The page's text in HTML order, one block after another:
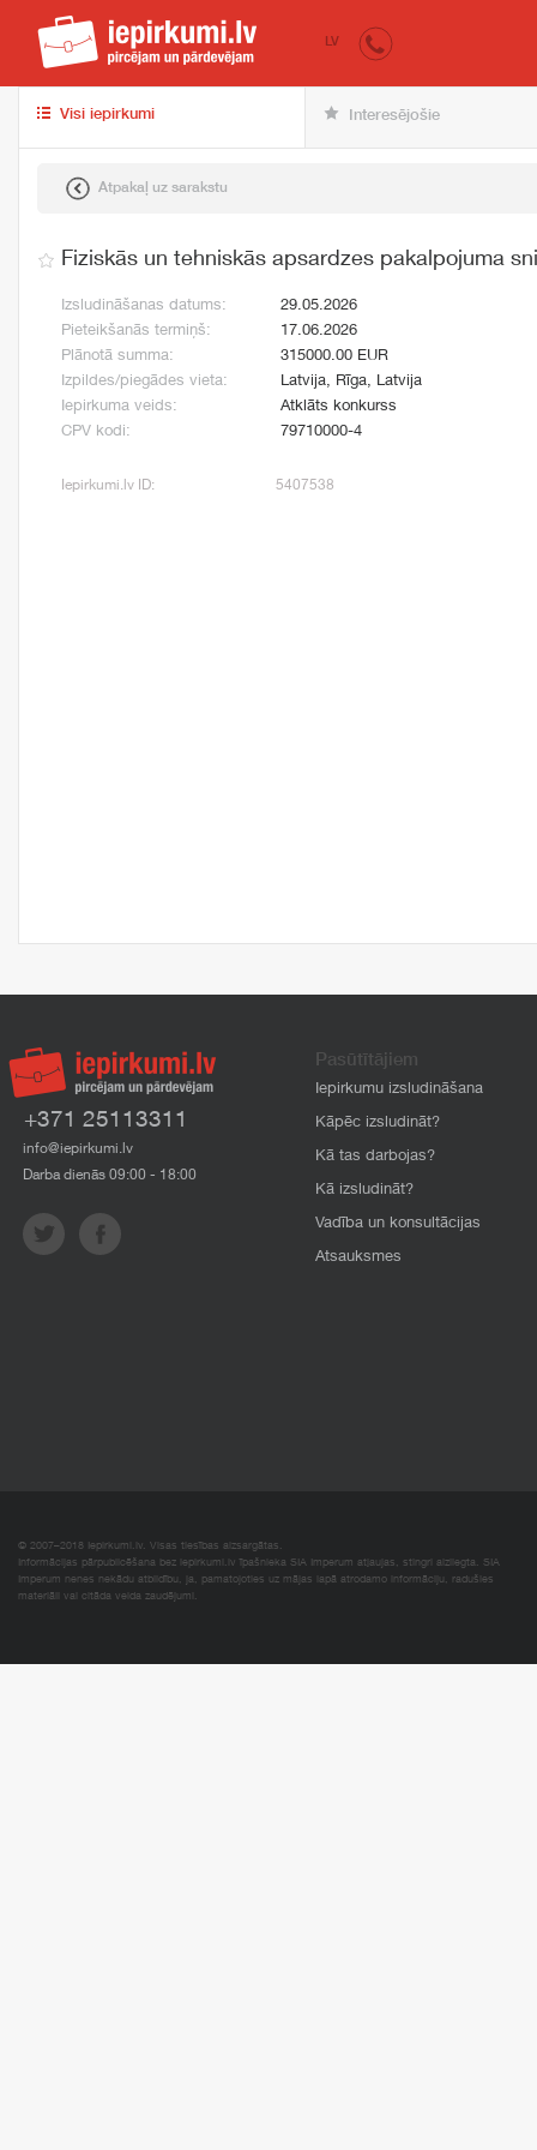
iepirkumi.lv
LV
Visi iepirkumi Interesējošie
Atpakaļ uz sarakstu
Fiziskās un tehniskās apsardzes pakalpojuma
Izsludināšanas datums:
29.05.2026
Pieteikšanās termiņš:
17.06.2026
Plānotā summa:
315000.00 EUR
Izpildes/piegādes vieta:
Latvija, Rīga, Latvija
Iepirkuma veids:
Atklāts konkurss
CPV kodi:
79710000-4
Iepirkumi.lv ID: 5407538
+371 25113311
info@iepirkumi.lv
Darba dienās 09:00 - 18:00
Pasūtītājiem
Iepirkumu izsludināšana
Kāpēc izsludināt?
Kā tas darbojas?
Kā izsludināt?
Vadība un konsultācijas
Atsauksmes
© 2007–2018 Iepirkumi.lv. Visas tiesības aizsargātas.
Informācijas pārpublicēšana bez iepirkumi.lv īpašnieka SIA Imperum atļaujas, stingri aizliegta. SIA
Imperum nenes nekādu atbildību, ja, pamatojoties uz mājas lapā atrodamo informāciju, radušies
materiāli vai citāda veida zaudējumi.